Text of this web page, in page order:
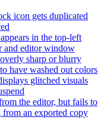
icon gets duplicated
in the top-left
and editor window
sharp or blurry
have washed out colors
glitched visuals
the editor, but fails to
an exported copy